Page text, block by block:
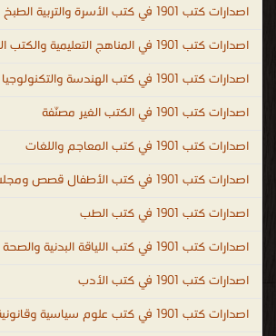
اصدارات كتب 1901 في كتب الأسرة والتربية الطبخ والديكور
اصدارات كتب 1901 في المناهج التعليمية والكتب الدراسية
اصدارات كتب 1901 في كتب الهندسة والتكنولوجيا
اصدارات كتب 1901 في الكتب الغير مصنّفة
اصدارات كتب 1901 في كتب المعاجم واللغات
اصدارات كتب 1901 في كتب الأطفال قصص ومجلات
اصدارات كتب 1901 في كتب الطب
اصدارات كتب 1901 في كتب اللياقة البدنية والصحة العامة
اصدارات كتب 1901 في كتب الأدب
اصدارات كتب 1901 في كتب علوم سياسية وقانونية